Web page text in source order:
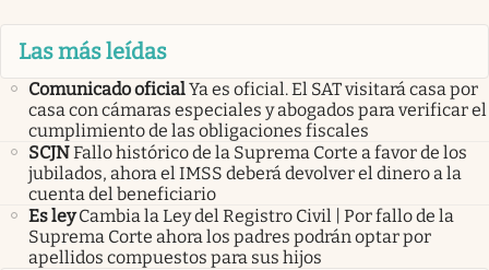
Las más leídas
Comunicado oficialYa es oficial. El SAT visitará casa por
casa con cámaras especiales y abogados para verificar el
cumplimiento de las obligaciones fiscales
SCJNFallo histórico de la Suprema Corte a favor de los
jubilados, ahora el IMSS deberá devolver el dinero a la
cuenta del beneficiario
Es ley Cambia la Ley del Registro Civil | Por fallo de la
Suprema Corte ahora los padres podrán optar por
apellidos compuestos para sus hijos